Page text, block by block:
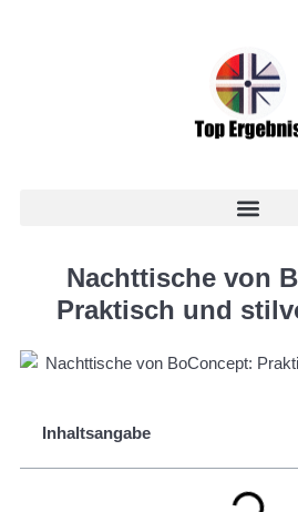
Nachttische von
Praktisch und
Inhaltsangabe